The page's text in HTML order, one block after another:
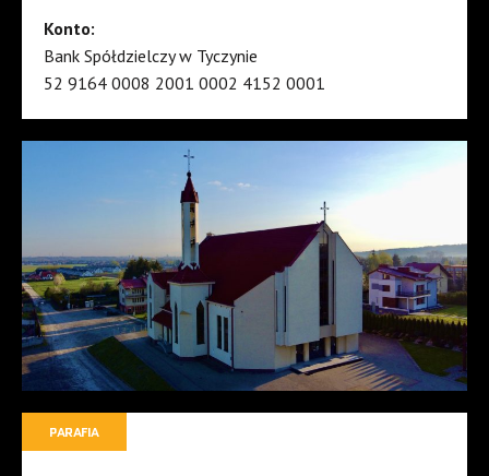
Konto:
Bank Spółdzielczy w Tyczynie
52 9164 0008 2001 0002 4152 0001
PARAFIA